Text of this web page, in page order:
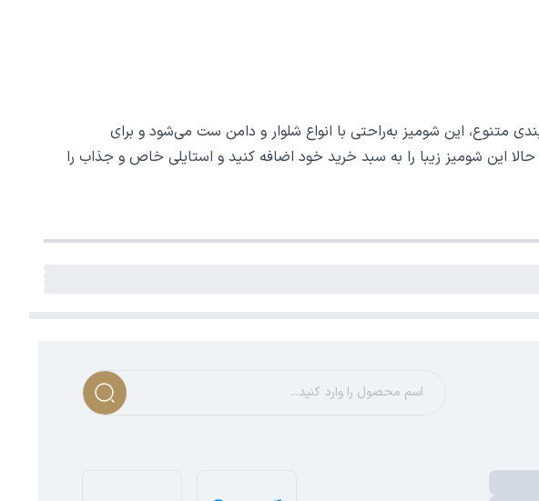
متنوع، این شومیز به‌راحتی با انواع شلوار و دامن ست می‌شود و برای
این شومیز زیبا را به سبد خرید خود اضافه کنید و استایلی خاص و جذاب را